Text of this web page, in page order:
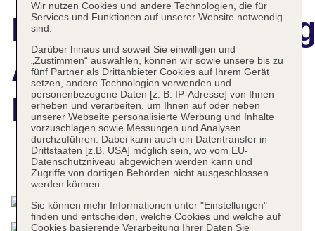
Armas Pemar
Beach Resort
Das bietet Ihre Unterkunft
Wir nutzen Cookies und andere Technologien, die für
Services und Funktionen auf unserer Website notwendig
sind.
Darüber hinaus und soweit Sie einwilligen und
„Zustimmen“ auswählen, können wir sowie unsere bis zu
fünf Partner als Drittanbieter Cookies auf Ihrem Gerät
setzen, andere Technologien verwenden und
personenbezogene Daten [z. B. IP-Adresse] von Ihnen
erheben und verarbeiten, um Ihnen auf oder neben
unserer Webseite personalisierte Werbung und Inhalte
vorzuschlagen sowie Messungen und Analysen
durchzuführen. Dabei kann auch ein Datentransfer in
Drittstaaten [z.B. USA] möglich sein, wo vom EU-
Datenschutzniveau abgewichen werden kann und
Zugriffe von dortigen Behörden nicht ausgeschlossen
werden können.
Sie können mehr Informationen unter "Einstellungen"
finden und entscheiden, welche Cookies und welche auf
Cookies basierende Verarbeitung Ihrer Daten Sie